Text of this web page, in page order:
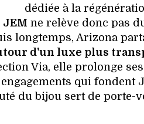
dédiée à la
JEM ne relève donc pas
longtemps, Arizona
d'un luxe plus
Via, elle prolonge
qui fondent
du bijou sert de porte-